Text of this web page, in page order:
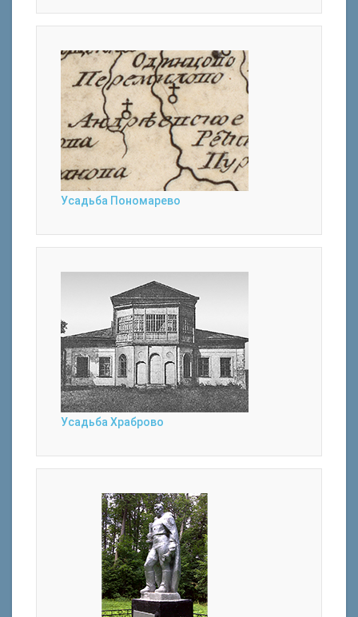
Усадьба Пономарево
Усадьба Храброво